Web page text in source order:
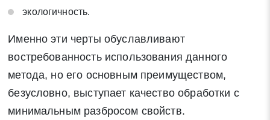
экологичность.
Именно эти черты обуславливают
востребованность использования данного
метода, но его основным преимуществом,
безусловно, выступает качество обработки с
минимальным разбросом свойств.